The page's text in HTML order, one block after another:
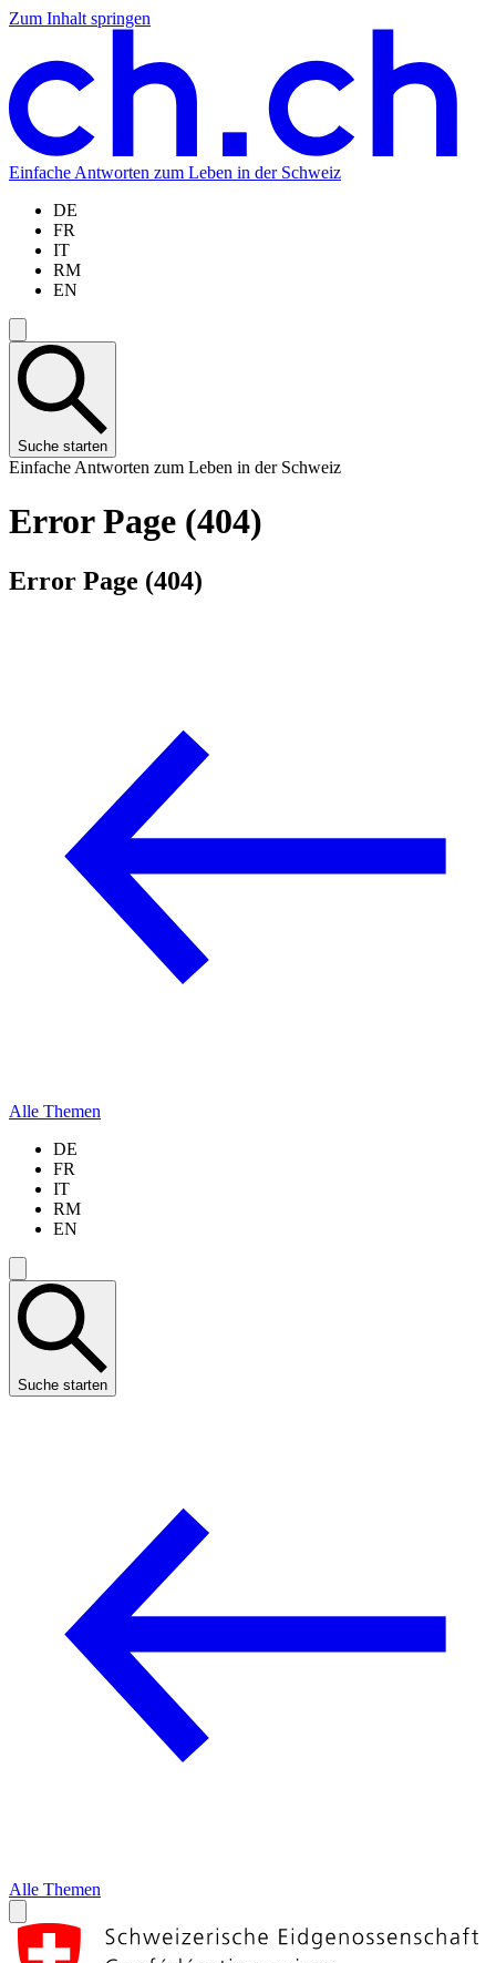
Zum Inhalt springen
Zum
springen
Zur
springen
Zur
springen
Zur
springen
Einfache Antworten zum Leben in der Schweiz
DE
FR
IT
RM
EN
Suche starten
Einfache Antworten zum Leben in der Schweiz
Error Page (404)
Error Page (404)
Alle Themen
DE
FR
IT
RM
EN
Suche starten
Alle Themen